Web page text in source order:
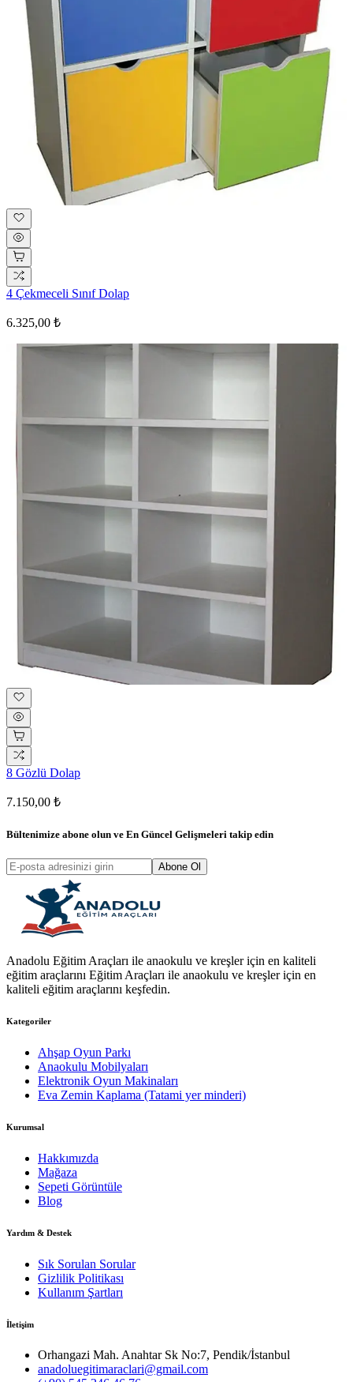
4 Çekmeceli Sınıf Dolap
6.325,00 ₺
8 Gözlü Dolap
7.150,00 ₺
Bültenimize abone olun ve En Güncel Gelişmeleri takip edin
Abone Ol
Anadolu Eğitim Araçları ile anaokulu ve kreşler için en kaliteli
eğitim araçlarını Eğitim Araçları ile anaokulu ve kreşler için en
kaliteli eğitim araçlarını keşfedin.
Kategoriler
Ahşap Oyun Parkı
Anaokulu Mobilyaları
Elektronik Oyun Makinaları
Eva Zemin Kaplama (Tatami yer minderi)
Kurumsal
Hakkımızda
Mağaza
Sepeti Görüntüle
Blog
Yardım & Destek
Sık Sorulan Sorular
Gizlilik Politikası
Kullanım Şartları
İletişim
Orhangazi Mah. Anahtar Sk No:7, Pendik/İstanbul
anadoluegitimaraclari@gmail.com